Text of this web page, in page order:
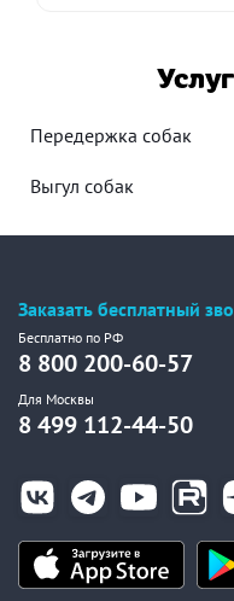
Передержка собак
Выгул собак
Заказать бесплатный
Бесплатно по РФ
8 800 200-60-57
Для Москвы
8 499 112-44-50